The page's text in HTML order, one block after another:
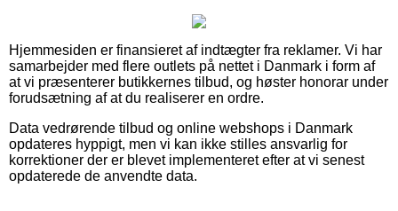
Hjemmesiden er finansieret af indtægter fra reklamer. Vi har
samarbejder med flere outlets på nettet i Danmark i form af
at vi præsenterer butikkernes tilbud, og høster honorar under
forudsætning af at du realiserer en ordre.
Data vedrørende tilbud og online webshops i Danmark
opdateres hyppigt, men vi kan ikke stilles ansvarlig for
korrektioner der er blevet implementeret efter at vi senest
opdaterede de anvendte data.